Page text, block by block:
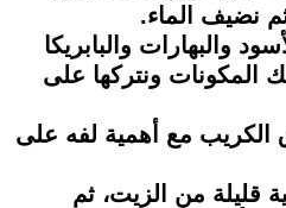
نضيف الماء.
والبهارات والبابريكا
المكونات ونتركها على
الكريب مع أهمية لفه على
قليلة من الزيت، ثم